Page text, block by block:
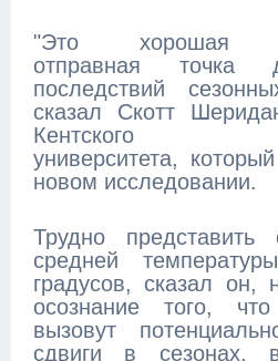
"Это хорошая
отправная точка
последствий
сказал Скотт
Кентского
университета,
новом исследовании.
Трудно
средней
градусов, сказал
осознание того,
вызовут
сдвиги в сезонах,